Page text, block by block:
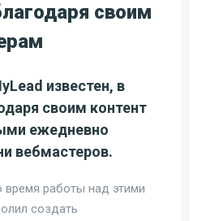
своим
известен, в
своим контент
ежедневно
вебмастеров.
время работы над этими
создать